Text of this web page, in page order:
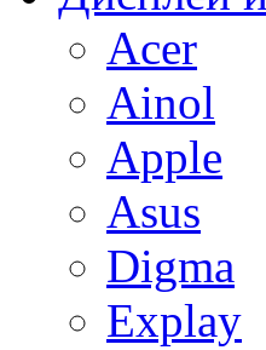
Acer
Ainol
Apple
Asus
Digma
Explay